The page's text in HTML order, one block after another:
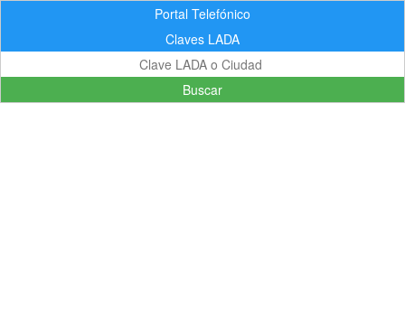
Portal Telefónico
Claves LADA
Buscar